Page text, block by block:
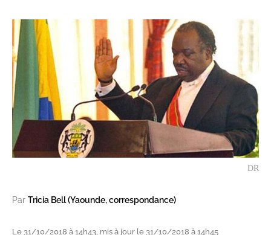
DR
Par Tricia Bell (Yaounde, correspondance)
Le 31/10/2018 à 14h43, mis à jour le 31/10/2018 à 14h45